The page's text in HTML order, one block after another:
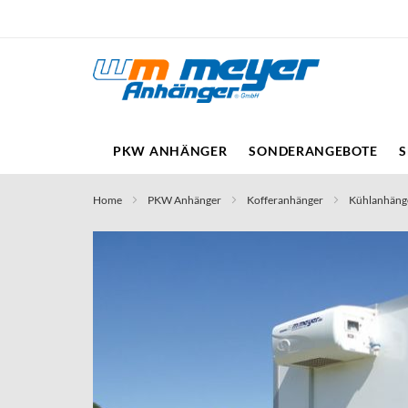
Inhalt
PKW ANHÄNGER SONDERANGEBOTE
Home PKW Anhänger Kofferanhänger
Skip